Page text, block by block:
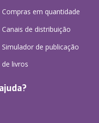
Compras em quantidade
Canais de distribuição
Simulador de publicação
de livros